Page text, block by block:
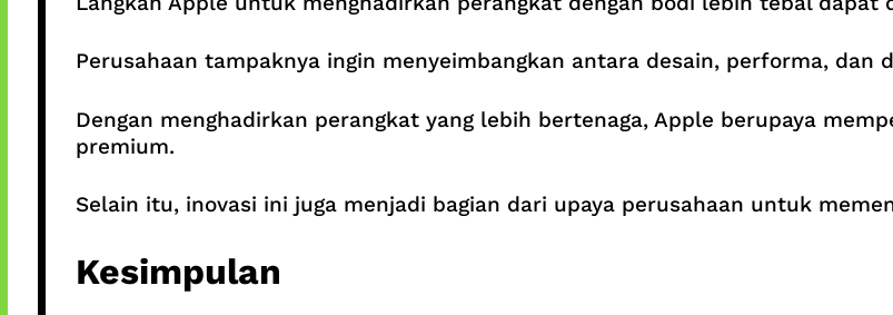
Perusahaan tampaknya ingin menyeimbangkan antara desain, performa, dan
Dengan menghadirkan perangkat yang lebih bertenaga, Apple berupaya
premium.
Selain itu, inovasi ini juga menjadi bagian dari upaya perusahaan untuk
Kesimpulan